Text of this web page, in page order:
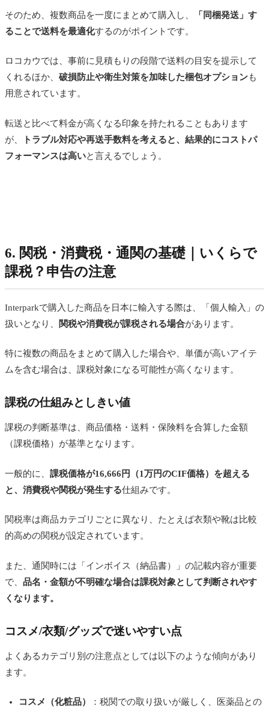
そのため、複数商品を一度にまとめて購入し、
「同梱発送」す
ることで送料を最適化するのがポイントです。
ロコカウでは、事前に見積もりの段階で送料の目安を提示して
くれるほか、 破損防止や衛生対策を加味した梱包オプションも
用意されています。
転送と比べて料金が高くなる印象を持たれることもあります
が、
トラブル対応や再送手数料を考えると、結果的にコストパ
フォーマンスは高いと言えるでしょう。
6. 関税・消費税・通関の基礎｜いくらで
課税？申告の注意
Interparkで購入した商品を日本に輸入する際は、「個人輸入」の
扱いとなり、
関税や消費税が課税される場合があります。
特に複数の商品をまとめて購入した場合や、単価が高いアイテ
ムを含む場合は、課税対象になる可能性が高くなります。
課税の仕組みとしきい値
課税の判断基準は、商品価格・送料・保険料を合算した金額
（課税価格）が基準となります。
一般的に、 課税価格が16,666円（1万円のCIF価格）を超える
と、消費税や関税が発生する仕組みです。
関税率は商品カテゴリごとに異なり、たとえば衣類や靴は比較
的高めの関税が設定されています。
また、通関時には「インボイス（納品書）」の記載内容が重要
で、 品名・金額が不明確な場合は課税対象として判断されやす
くなります。
コスメ/衣類/グッズで迷いやすい点
よくあるカテゴリ別の注意点としては以下のような傾向があり
ます。
コスメ（化粧品）
：税関での取り扱いが厳しく、医薬品との